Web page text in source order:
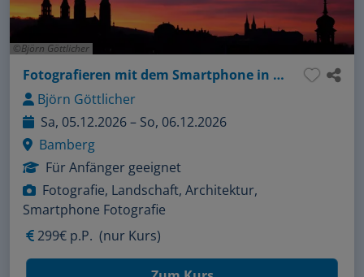
Björn Göttlicher
Fotografieren mit dem Smartphone in Bamberg
Björn Göttlicher
Sa, 05.12.2026 – So, 06.12.2026
Bamberg
Für Anfänger geeignet
Fotografie, Landschaft, Architektur,
Smartphone Fotografie
299€ p.P. (nur Kurs)